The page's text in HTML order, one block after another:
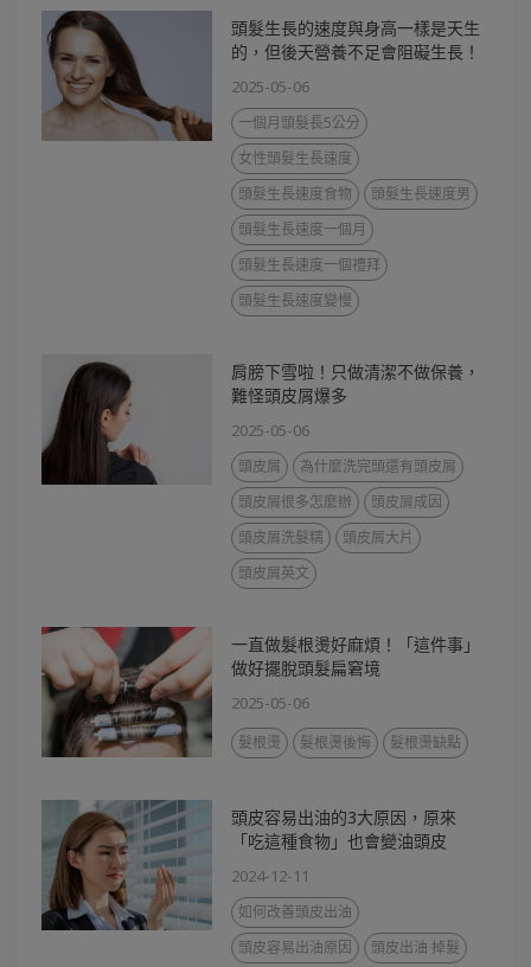
頭髮生長的速度與身高一樣是天生
的，但後天營養不足會阻礙生長！
2025-05-06
一個月頭髮長5公分
女性頭髮生長速度
頭髮生長速度食物
頭髮生長速度男
頭髮生長速度一個月
頭髮生長速度一個禮拜
頭髮生長速度變慢
肩膀下雪啦！只做清潔不做保養，
難怪頭皮屑爆多
2025-05-06
頭皮屑
為什麼洗完頭還有頭皮屑
頭皮屑很多怎麼辦
頭皮屑成因
頭皮屑洗髮精
頭皮屑大片
頭皮屑英文
一直做髮根燙好麻煩！「這件事」
做好擺脫頭髮扁窘境
2025-05-06
髮根燙 髮根燙後悔 髮根燙缺點
頭皮容易出油的3大原因，原來
「吃這種食物」也會變油頭皮
2024-12-11
如何改善頭皮出油
頭皮容易出油原因
頭皮出油 掉髮